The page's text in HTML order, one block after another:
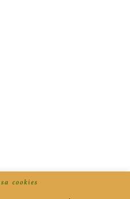
cookies